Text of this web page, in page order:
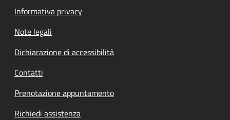
Informativa privacy
Note legali
Dichiarazione di accessibilità
Contatti
Prenotazione appuntamento
Richiedi assistenza